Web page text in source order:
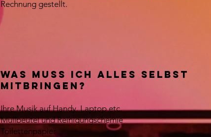
Rechnung gestellt.
Was muss ich alles selbst
mitbringen?
Ihre Musik auf Handy, Laptop etc.
Müllbeutel und Reinigungschemie
Toilettenpapier